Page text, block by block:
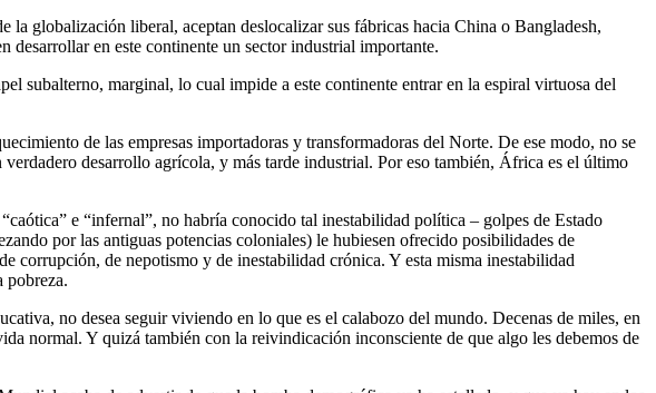
la globalización liberal, aceptan deslocalizar sus fábricas hacia China o Bangladesh,
desarrollar en este continente un sector industrial importante.
subalterno, marginal, lo cual impide a este continente entrar en la espiral virtuosa del
de las empresas importadoras y transformadoras del Norte. De ese modo, no se
desarrollo agrícola, y más tarde industrial. Por eso también, África es el último
e “infernal”, no habría conocido tal inestabilidad política – golpes de Estado
por las antiguas potencias coloniales) le hubiesen ofrecido posibilidades de
corrupción, de nepotismo y de inestabilidad crónica. Y esta misma inestabilidad
pobreza.
no desea seguir viviendo en lo que es el calabozo del mundo. Decenas de miles, en
normal. Y quizá también con la reivindicación inconsciente de que algo les debemos de